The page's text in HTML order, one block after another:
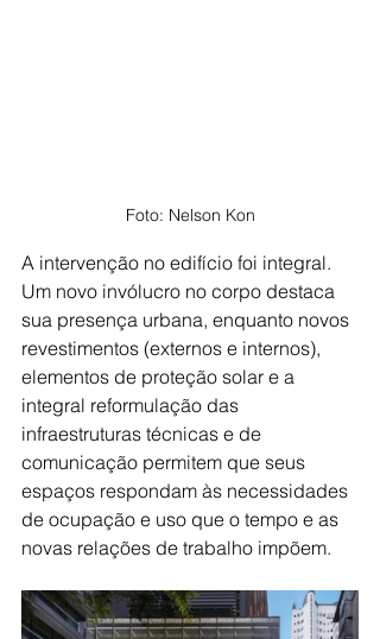
Foto: Nelson Kon
A intervenção no edifício foi integral.
Um novo invólucro no corpo destaca
sua presença urbana, enquanto novos
revestimentos (externos e internos),
elementos de proteção solar e a
integral reformulação das
infraestruturas técnicas e de
comunicação permitem que seus
espaços respondam às necessidades
de ocupação e uso que o tempo e as
novas relações de trabalho impõem.